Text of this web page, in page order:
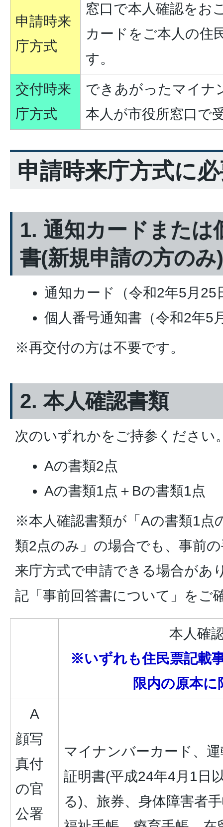
申請時来
庁方式
窓口で本人確認をお
カードをご本人の住
す。
交付時来
庁方式
できあがったマイナ
本人が市役所窓口で
申請時来庁方式に
1. 通知カードまたは
書(新規申請の方のみ)
通知カード（令和2年5月25
個人番号通知書（令和2年5
※再交付の方は不要です。
2. 本人確認書類
次のいずれかをご持参ください
Aの書類2点
Aの書類1点＋Bの書類1点
※本人確認書類が「Aの書類1点
類2点のみ」の場合でも、事前
来庁方式で申請できる場合があ
記「事前回答書について」をご
本人確
※いずれも住民票記載
限内の原本
A
顔写
真付
の官
公署
マイナンバーカード、
証明書(平成24年4月1日
る)、旅券、身体障害者